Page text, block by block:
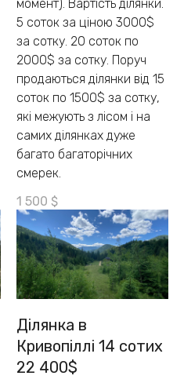
момент). Вартість ділянки.
5 соток за ціною 3000$
за сотку. 20 соток по
2000$ за сотку. Поруч
продаються ділянки від 15
соток по 1500$ за сотку,
які межують з лісом і на
самих ділянках дуже
багато багаторічних
смерек.
1 500 $
Ділянка в
Кривопіллі 14 сотих
22 400$